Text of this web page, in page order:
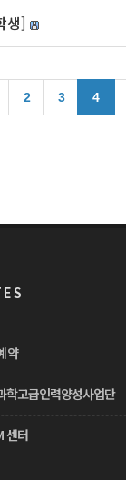
생]
2 3 4
약
학고급인력양성사업단
센터